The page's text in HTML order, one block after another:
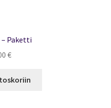
Paketti
€